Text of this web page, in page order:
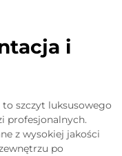
i
szczyt luksusowego
profesjonalnych.
z wysokiej jakości
po